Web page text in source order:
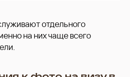
отдельного
на них чаще всего